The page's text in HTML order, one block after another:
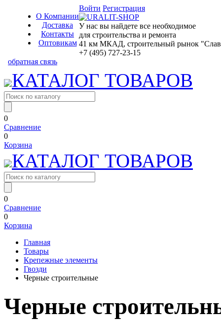
О Компании
Доставка
Контакты
Оптовикам
Войти Регистрация
У нас вы найдете все необходимое
для строительства и ремонта
41 км МКАД, строительный рынок
+7 (495) 727-23-15
обратная связь
КАТАЛОГ ТОВАРОВ
0
Сравнение
0
Корзина
КАТАЛОГ ТОВАРОВ
0
Сравнение
0
Корзина
Главная
Товары
Крепежные элементы
Гвозди
Черные строительные
Черные